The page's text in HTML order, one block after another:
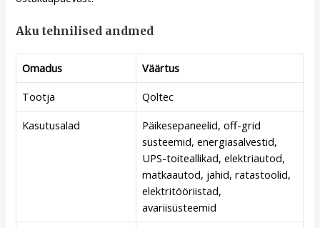
Aku tehnilised andmed
Omadus
Väärtus
Tootja
Qoltec
Kasutusalad
Päikesepaneelid, off-grid
süsteemid, energiasalvestid,
UPS-toiteallikad, elektriautod,
matkaautod, jahid, ratastoolid,
elektritööriistad,
avariisüsteemid